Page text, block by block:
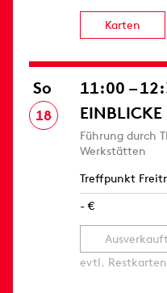
Karten
So
18
11:00 –
EINBLICKE
Führung durch
Werkstätten
Treffpunkt
- €
Ausverkauft
evtl.